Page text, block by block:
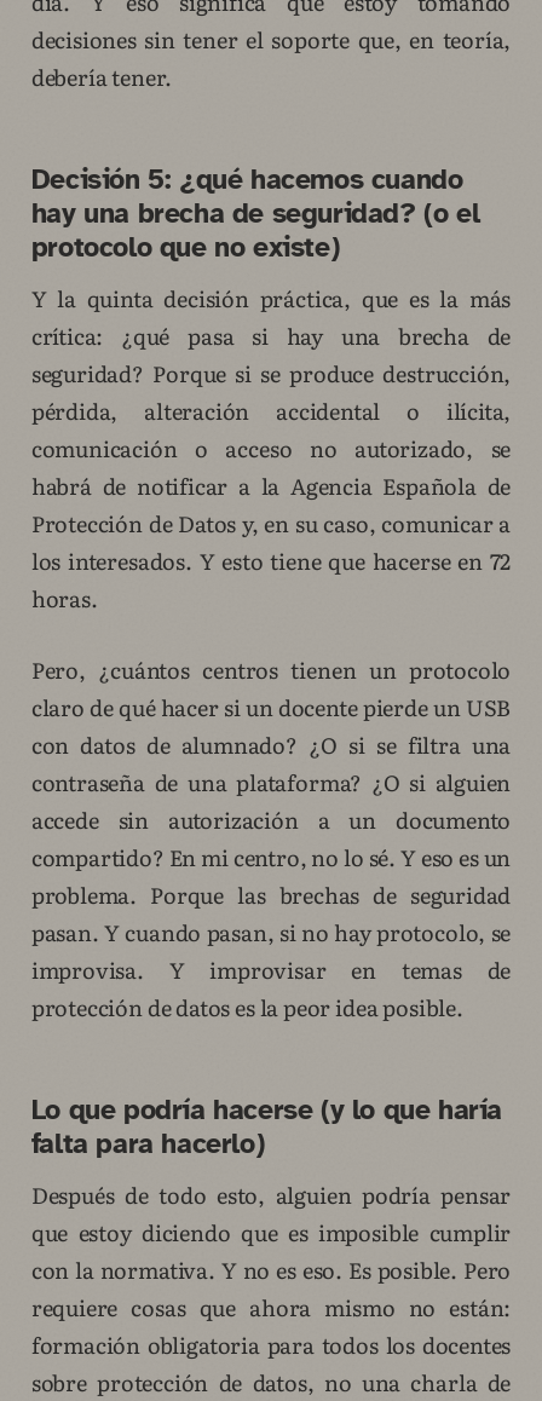
decisiones sin tener el soporte que, en teoría,
debería tener.
Decisión 5: ¿qué hacemos cuando
hay una brecha de seguridad? (o el
protocolo que no existe)
Y la quinta decisión práctica, que es la más
crítica: ¿qué pasa si hay una brecha de
seguridad? Porque si se produce destrucción,
pérdida, alteración accidental o ilícita,
comunicación o acceso no autorizado, se
habrá de notificar a la Agencia Española de
Protección de Datos y, en su caso, comunicar a
los interesados. Y esto tiene que hacerse en 72
horas.
Pero, ¿cuántos centros tienen un protocolo
claro de qué hacer si un docente pierde un USB
con datos de alumnado? ¿O si se filtra una
contraseña de una plataforma? ¿O si alguien
accede sin autorización a un documento
compartido? En mi centro, no lo sé. Y eso es un
problema. Porque las brechas de seguridad
pasan. Y cuando pasan, si no hay protocolo, se
improvisa. Y improvisar en temas de
protección de datos es la peor idea posible.
Lo que podría hacerse (y lo que haría
falta para hacerlo)
Después de todo esto, alguien podría pensar
que estoy diciendo que es imposible cumplir
con la normativa. Y no es eso. Es posible. Pero
requiere cosas que ahora mismo no están:
formación obligatoria para todos los docentes
sobre protección de datos, no una charla de